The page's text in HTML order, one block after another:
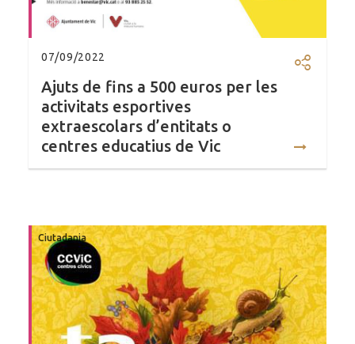
07/09/2022
Ajuts de fins a 500 euros per les
activitats esportives
extraescolars d’entitats o
centres educatius de Vic
Ciutadania